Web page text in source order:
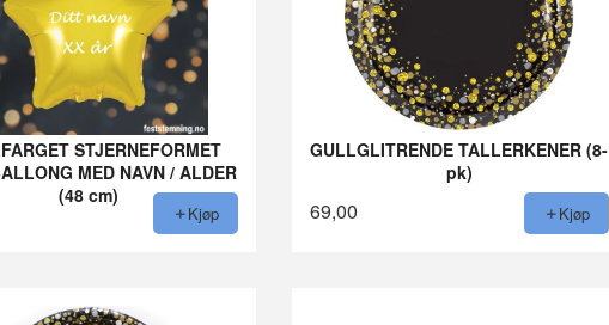
STJERNEFORMET
MED NAVN / ALDER
(48 cm)
Kjøp
GULLGLITRENDE TALLERKENER (8-
pk)
69,00 Kjøp